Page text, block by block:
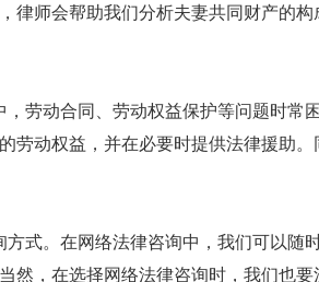
师会帮助我们分析夫妻共同财产的
劳动合同、劳动权益保护等问题时
动权益，并在必要时提供法律援助
式。在网络法律咨询中，我们可以随
，在选择网络法律咨询时，我们也